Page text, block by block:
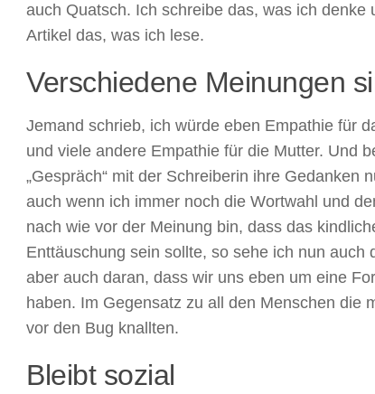
auch Quatsch. Ich schreibe das, was ich denke
Artikel das, was ich lese.
Verschiedene Meinungen
Jemand schrieb, ich würde eben Empathie für
und viele andere Empathie für die Mutter. Und
„Gespräch“ mit der Schreiberin ihre Gedanken
auch wenn ich immer noch die Wortwahl und
nach wie vor der Meinung bin, dass das
Enttäuschung sein sollte, so sehe ich nun auch
aber auch daran, dass wir uns eben um eine
haben. Im Gegensatz zu all den Menschen die
vor den Bug knallten.
Bleibt sozial